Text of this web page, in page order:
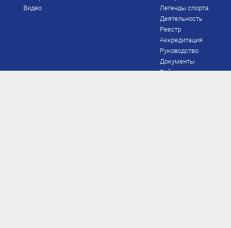
Видео
Легенды спорта
Деятельность
Реестр
Аккредитация
Руководство
Документы
Рейтинг